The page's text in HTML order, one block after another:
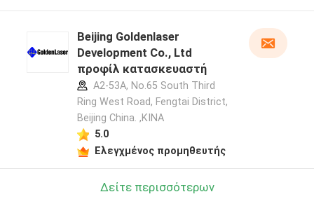
Beijing Goldenlaser
Development Co., Ltd
προφίλ κατασκευαστή
A2-53A, No.65 South Third
Ring West Road, Fengtai District,
Beijing China. ,ΚΙΝΑ
5.0
Ελεγχμένος προμηθευτής
Δείτε περισσότερων